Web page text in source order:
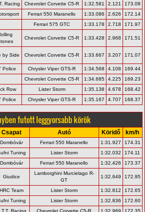
Racing Chevrolet Corvette C5-R 1:32.581 2.121
173.08
Ferrari 550 Maranello 1:33.086 2.626
172.14
Ferrari 575 GTC 1:33.178 2.718 171.97
Chevrolet Corvette C5-R 1:33.428 2.968 171.51
by Side Chevrolet Corvette C5-R 1:33.667 3.207 171.07
Police Chrysler Viper GTS-R 1:34.568 4.108
169.44
Chevrolet Corvette C5-R 1:34.685 4.225
169.23
Row Lister Storm 1:35.138 4.678
168.42
Police Chrysler Viper GTS-R 1:35.167 4.707 168.37
futott leggyorsabb körök
Csapat Autó Köridő km/h
Dombóvár Ferrari 550 Maranello 1:31.927
174.31
Tuning Lister Storm 1:32.032
174.11
Dombóvár Ferrari 550 Maranello 1:32.426 173.37
Giudice
Lamborghini Murcielago R-
GT
1:32.649 172.95
HRC Team Lister Storm 1:32.812
172.65
Tuning Lister Storm 1:32.836
172.60
Racing Chevrolet Corvette C5-R 1:32.969
172.35